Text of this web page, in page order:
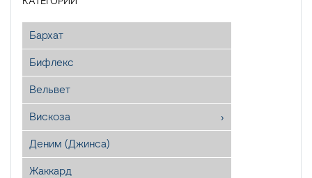
Бархат
Бифлекс
Вельвет
Вискоза
Деним (Джинса)
Жаккард